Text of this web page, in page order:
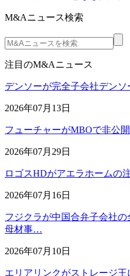
M&Aニュース検索
注目のM&Aニュース
デンソーが完全子会社デン
2026年07月13日
フューチャーがMBOで非公
2026年07月29日
ロゴスHDがアエラホームの
2026年07月16日
フジクラが中国合弁子会社
母材事…
2026年07月10日
エリアリンクがストレージ王